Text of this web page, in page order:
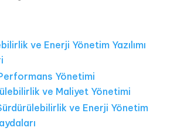
ve Enerji Yönetim Yazılımı
Yönetimi
ve Maliyet Yönetimi
ve Enerji Yönetim